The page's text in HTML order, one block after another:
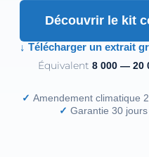
Découvrir le kit
↓ Télécharger un extrait
Équivalent 8 000 — 20
Amendement climatique
Garantie 30 jours